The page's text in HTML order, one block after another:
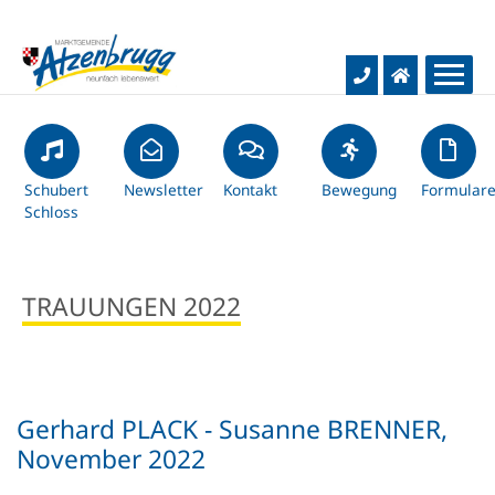
Aktuelles
Gemeinde-News
Baustellentagebuch
Gemeindezeitung
Rathaus & Bürgerservice
Gemeindevertretung
Dienstleistungen
Schulen
Bücherei
Leben & Freizeit
Wohnen & Bauen
Unternehmen
Schubert
Schloss
Newsletter Kontakt Bewegung Formulare
TRAUUNGEN 2022
Gerhard PLACK - Susanne BRENNER,
November 2022